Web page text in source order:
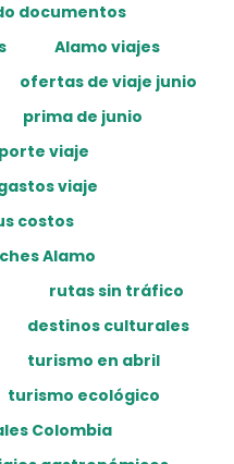
documentos
Alamo viajes
ofertas de viaje junio
prima de junio
viaje
viaje
costos
Alamo
rutas sin tráfico
destinos culturales
turismo en abril
turismo ecológico
Colombia